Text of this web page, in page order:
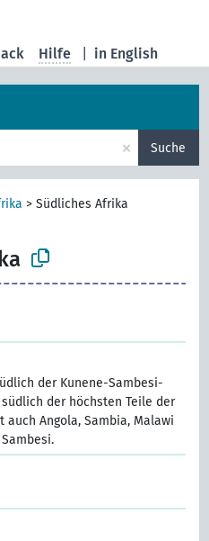
in English
Hilfe
× Suche
>Südliches Afrika
der Kunene-Sambesi-
der höchsten Teile der
Angola, Sambia, Malawi